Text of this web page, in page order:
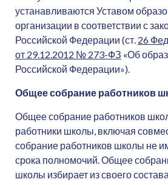
устанавливаются Уставом
организации в соответствии с
Российской Федерации (ст. 26
от 29.12.2012 № 273-ФЗ «Об
Российской Федерации»).
Общее собрание работников
Общее собрание работников
работники школы, включая
собрание работников школы не
срока полномочий. Общее
школы избирает из своего